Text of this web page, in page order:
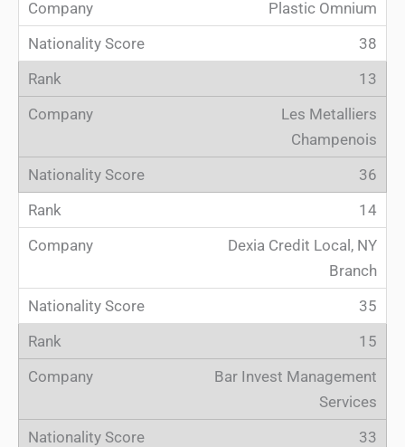
Plastic Omnium
38
13
Les Metalliers
Champenois
36
14
Dexia Credit Local, NY
Branch
35
15
Bar Invest Management
Services
33